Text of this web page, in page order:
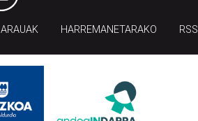
ARAUAK HARREMANETARAKO RSS